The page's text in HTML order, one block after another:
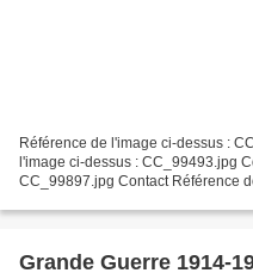
Référence de l'image ci-dessus :
l'image ci-dessus : CC_99493.jpg
CC_99897.jpg Contact Référence
Grande Guerre 1914-